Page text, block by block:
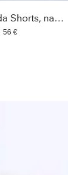
Tennis Bermuda Shorts, navy blau
56 €